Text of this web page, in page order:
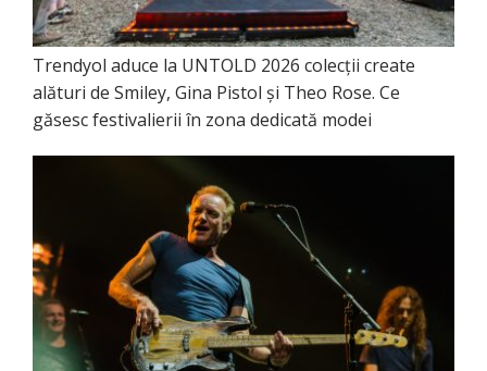
Trendyol aduce la UNTOLD 2026 colecții create
alături de Smiley, Gina Pistol și Theo Rose. Ce
găsesc festivalierii în zona dedicată modei